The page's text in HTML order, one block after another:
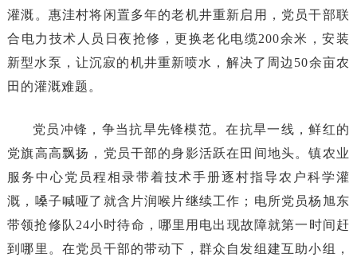
灌溉。惠洼村将闲置多年的老机井重新启用，党员干部联
合电力技术人员日夜抢修，更换老化电缆200余米，安装
新型水泵，让沉寂的机井重新喷水，解决了周边50余亩农
田的灌溉难题。
党员冲锋，争当抗旱先锋模范。在抗旱一线，鲜红的
党旗高高飘扬，党员干部的身影活跃在田间地头。镇农业
服务中心党员程相录带着技术手册逐村指导农户科学灌
溉，嗓子喊哑了就含片润喉片继续工作；电所党员杨旭东
带领抢修队24小时待命，哪里用电出现故障就第一时间赶
到哪里。在党员干部的带动下，群众自发组建互助小组，